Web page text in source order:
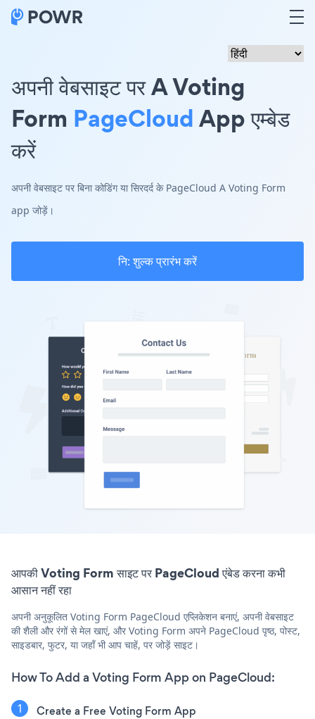
अपनी वेबसाइट पर A Voting
Form PageCloudApp एम्बेड
करें
अपनी वेबसाइट पर बिना कोडिंग या सिरदर्द के PageCloud A Voting Form
app जोड़ें।
नि: शुल्क प्रारंभ करें
आपकी Voting Form साइट पर PageCloud एंबेड करना कभी
आसान नहीं रहा
अपनी अनुकूलित Voting Form PageCloud एप्लिकेशन बनाएं, अपनी वेबसाइट
की शैली और रंगों से मेल खाएं, और Voting Form अपने PageCloud पृष्ठ, पोस्ट,
साइडबार, फुटर, या जहाँ भी आप चाहें, पर जोड़ें साइट।
How To Add a Voting Form App on PageCloud:
Create a Free Voting Form App